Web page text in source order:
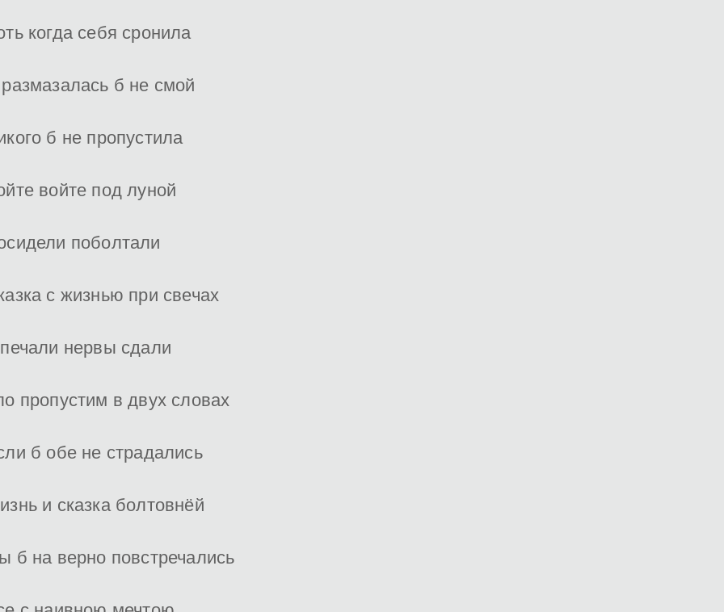
когда себя сронила
б не смой
б не пропустила
войте под луной
поболтали
с жизнью при свечах
нервы сдали
пропустим в двух словах
б обе не страдались
и сказка болтовнёй
б на верно повстречались